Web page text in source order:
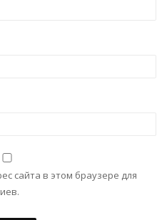
сайта в этом браузере для